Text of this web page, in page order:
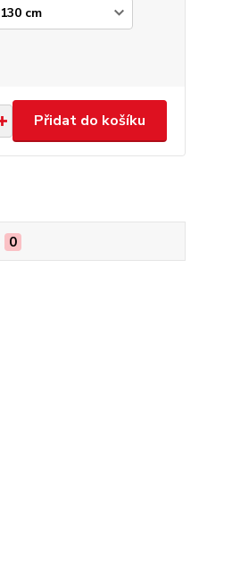
Přidat do košíku
0